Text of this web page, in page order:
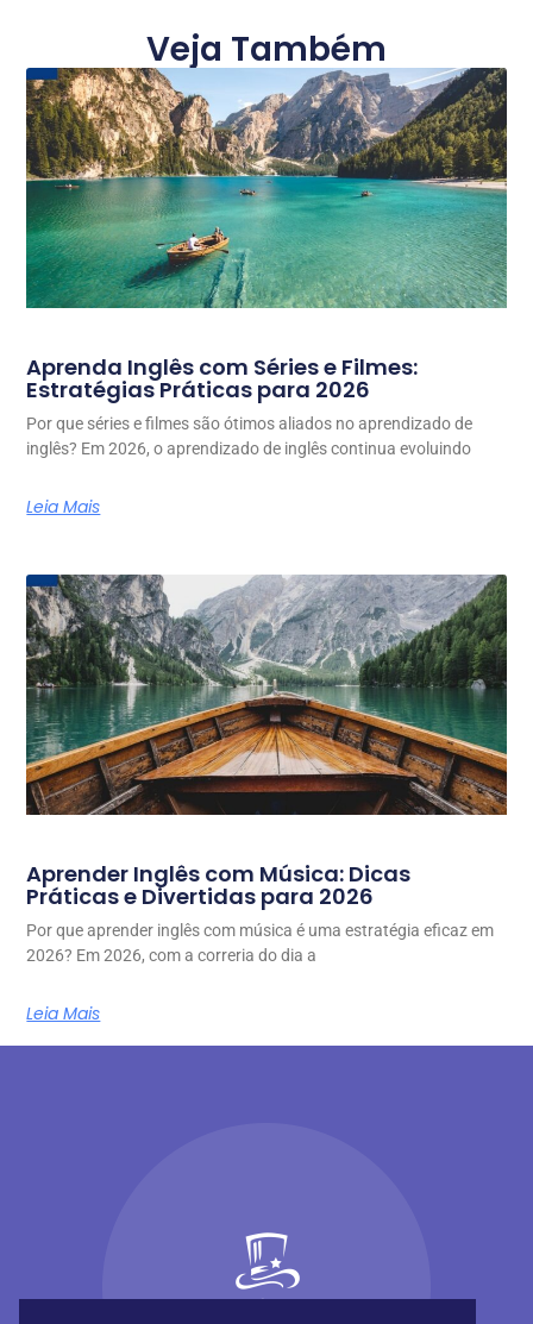
Veja Também
Aprenda Inglês com Séries e Filmes:
Estratégias Práticas para 2026
Por que séries e filmes são ótimos aliados no aprendizado de
inglês? Em 2026, o aprendizado de inglês continua evoluindo
Leia Mais
Aprender Inglês com Música: Dicas
Práticas e Divertidas para 2026
Por que aprender inglês com música é uma estratégia eficaz em
2026? Em 2026, com a correria do dia a
Leia Mais